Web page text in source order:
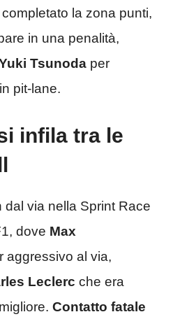
la zona punti,
in una penalità,
Tsunoda per
pit-lane.
infila tra le
dal via nella Sprint Race
dove Max
aggressivo al via,
Leclerc che era
Contatto fatale